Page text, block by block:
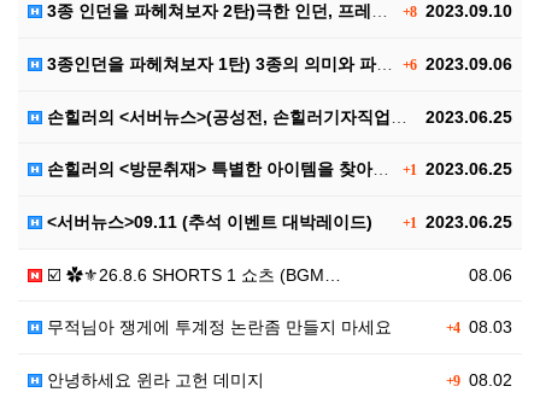
+82023.09.10
3종 인던을 파헤쳐보자 2탄)극한 인던, 프레야 인던,…
+62023.09.06
3종인던을 파헤쳐보자 1탄) 3종의 의미와 파티구성, …
2023.06.25
손힐러의 <서버뉴스>(공성전, 손힐러기자직업공개(?))
+1 2023.06.25
손힐러의 <방문취재> 특별한 아이템을 찾아서..
+1 2023.06.25
<서버뉴스>09.11 (추석 이벤트 대박레이드)
08.06
☑️ ✿⚜26.8.6 SHORTS 1 쇼츠 (BGM…
+408.03
무적님아 쟁게에 투계정 논란좀 만들지 마세요
+908.02
안녕하세요 윈라 고헌 데미지